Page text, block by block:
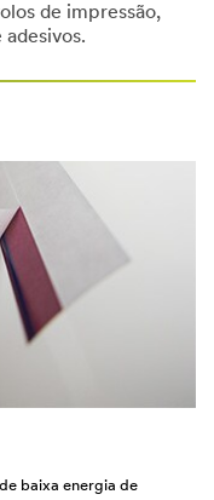
de impressão,
baixa energia de